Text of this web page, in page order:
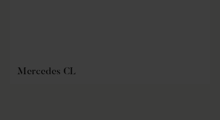
Mercedes CL